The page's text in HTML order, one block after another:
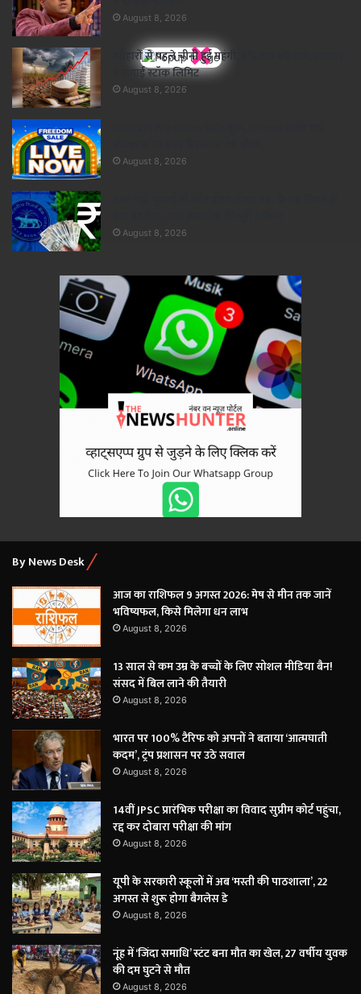
×
August 8, 2026
त्योहारों से पहले चीनी हुई महंगी, 9% तक बढ़े दाम; सरकार
ने लगाई स्टॉक लिमिट
August 8, 2026
August 8, 2026
August 8, 2026
By News Desk
आज का राशिफल 9 अगस्त 2026: मेष से मीन तक जानें
भविष्यफल, किसे मिलेगा धन लाभ
August 8, 2026
13 साल से कम उम्र के बच्चों के लिए सोशल मीडिया बैन!
संसद में बिल लाने की तैयारी
August 8, 2026
भारत पर 100% टैरिफ को अपनों ने बताया ‘आत्मघाती
कदम’, ट्रंप प्रशासन पर उठे सवाल
August 8, 2026
14वीं JPSC प्रारंभिक परीक्षा का विवाद सुप्रीम कोर्ट पहुंचा,
रद्द कर दोबारा परीक्षा की मांग
August 8, 2026
यूपी के सरकारी स्कूलों में अब ‘मस्ती की पाठशाला’, 22
अगस्त से शुरू होगा बैगलेस डे
August 8, 2026
नूंह में ‘जिंदा समाधि’ स्टंट बना मौत का खेल, 27 वर्षीय युवक
की दम घुटने से मौत
August 8, 2026